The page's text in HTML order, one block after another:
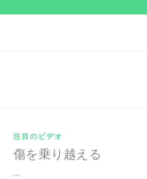
注目のビデオ
傷を乗り越える
…